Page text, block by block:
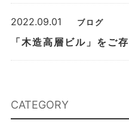
2022.09.01 ブログ
「木造高層ビル」をご
CATEGORY